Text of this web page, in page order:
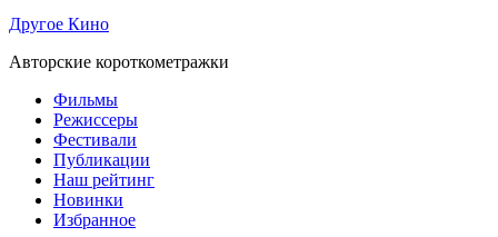
Другое Кино
Авторские короткометражки
Фильмы
Режиссеры
Фестивали
Публикации
Наш рейтинг
Новинки
Избранное